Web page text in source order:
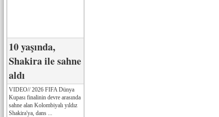
10 yaşında,
Shakira ile sahne
aldı
VIDEO// 2026 FIFA Dünya
Kupası finalinin devre arasında
sahne alan Kolombiyalı yıldız
Shakira'ya, dans ...